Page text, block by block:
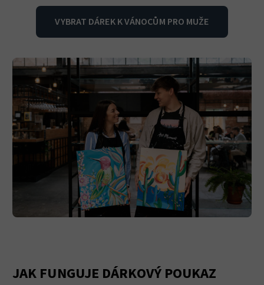
VYBRAT DÁREK K VÁNOCŮM PRO MUŽE
JAK FUNGUJE DÁRKOVÝ POUKAZ